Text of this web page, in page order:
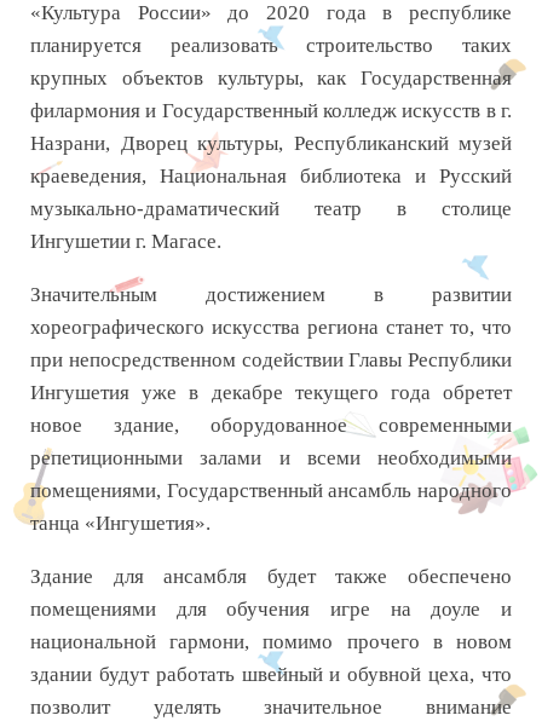
«Культура России» до 2020 года в республике
планируется реализовать строительство таких
крупных объектов культуры, как Государственная
филармония и Государственный колледж искусств в г.
Назрани, Дворец культуры, Республиканский музей
краеведения, Национальная библиотека и Русский
музыкально-драматический театр в столице
Ингушетии г. Магасе.
Значительным достижением в развитии
хореографического искусства региона станет то, что
при непосредственном содействии Главы Республики
Ингушетия уже в декабре текущего года обретет
новое здание, оборудованное современными
репетиционными залами и всеми необходимыми
помещениями, Государственный ансамбль народного
танца «Ингушетия».
Здание для ансамбля будет также обеспечено
помещениями для обучения игре на доуле и
национальной гармони, помимо прочего в новом
здании будут работать швейный и обувной цеха, что
позволит уделять значительное внимание